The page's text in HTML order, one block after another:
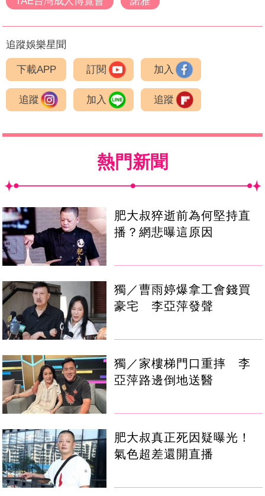
追蹤娛樂星聞
下載APP 訂閱 加入
追蹤 加入 追蹤
熱門新聞
肥大叔猝逝前為何堅持直
播？網悲曝這原因
獨／曹雨婷爆拿工會錢買
豪宅 李亞萍發聲
獨／家樓梯門口重摔 李
亞萍路邊倒地送醫
肥大叔真正死因疑曝光！
氣色超差還開直播